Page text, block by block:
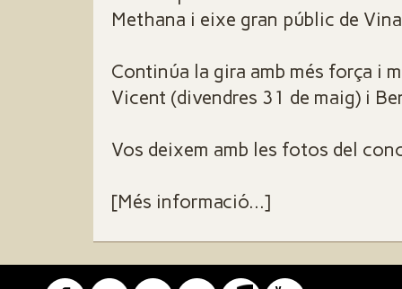
Methana i eixe gran públic de
Continúa la gira amb més força i
Vicent (divendres 31 de maig) i
Vos deixem amb les fotos del
[Més informació...]